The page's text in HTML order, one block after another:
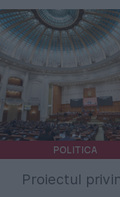
POLITICA
Proiectul